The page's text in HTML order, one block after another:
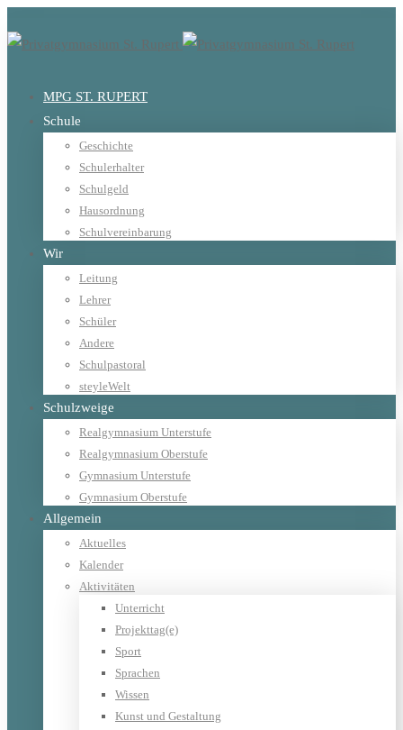
MPG ST. RUPERT
Schule
Geschichte
Schulerhalter
Schulgeld
Hausordnung
Schulvereinbarung
Wir
Leitung
Lehrer
Schüler
Andere
Schulpastoral
steyleWelt
Schulzweige
Realgymnasium Unterstufe
Realgymnasium Oberstufe
Gymnasium Unterstufe
Gymnasium Oberstufe
Allgemein
Aktuelles
Kalender
Aktivitäten
Unterricht
Projekttag(e)
Sport
Sprachen
Wissen
Kunst und Gestaltung